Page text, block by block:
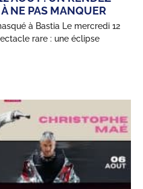
NE PAS MANQUER
à Bastia Le mercredi 12
rare : une éclipse